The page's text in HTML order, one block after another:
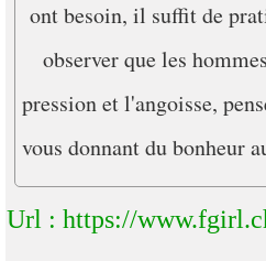
ont besoin, il suffit de
observer que les
pression et l'angoisse,
vous donnant du bonheur
Url : https://